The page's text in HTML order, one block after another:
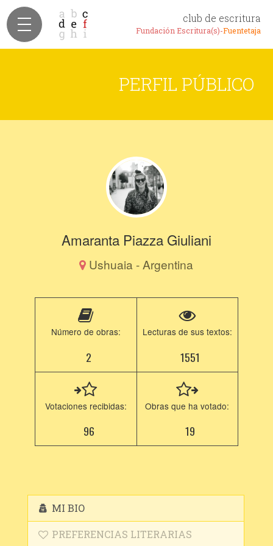
club de escritura
Fundación Escritura(s)-Fuentetaja
PERFIL PÚBLICO
Amaranta Piazza Giuliani
Ushuaia - Argentina
Número de obras:
2
Lecturas de sus textos:
1551
Votaciones recibidas:
96
Obras que ha votado:
19
MI BIO
PREFERENCIAS LITERARIAS